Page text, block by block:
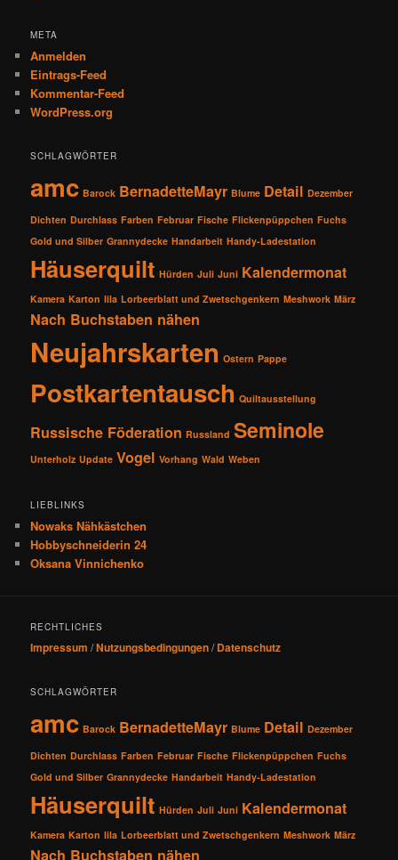
META
Anmelden
Eintrags-Feed
Kommentar-Feed
WordPress.org
SCHLAGWÖRTER
amc Barock BernadetteMayr Blume Detail Dezember
Dichten Durchlass Farben Februar Fische Flickenpüppchen Fuchs
Gold und Silber Grannydecke Handarbeit Handy-Ladestation
Häuserquilt Hürden Juli Juni Kalendermonat
Kamera Karton lila Lorbeerblatt und Zwetschgenkern Meshwork März
Nach Buchstaben nähen
Neujahrskarten Ostern Pappe
Postkartentausch Quiltausstellung
Russische Föderation Russland Seminole
Unterholz Update Vogel Vorhang Wald Weben
LIEBLINKS
Nowaks Nähkästchen
Hobbyschneiderin 24
Oksana Vinnichenko
RECHTLICHES
Impressum /Nutzungsbedingungen/Datenschutz
SCHLAGWÖRTER
amc Barock BernadetteMayr Blume Detail Dezember
Dichten Durchlass Farben Februar Fische Flickenpüppchen Fuchs
Gold und Silber Grannydecke Handarbeit Handy-Ladestation
Häuserquilt Hürden Juli Juni Kalendermonat
Kamera Karton lila Lorbeerblatt und Zwetschgenkern Meshwork März
Nach Buchstaben nähen